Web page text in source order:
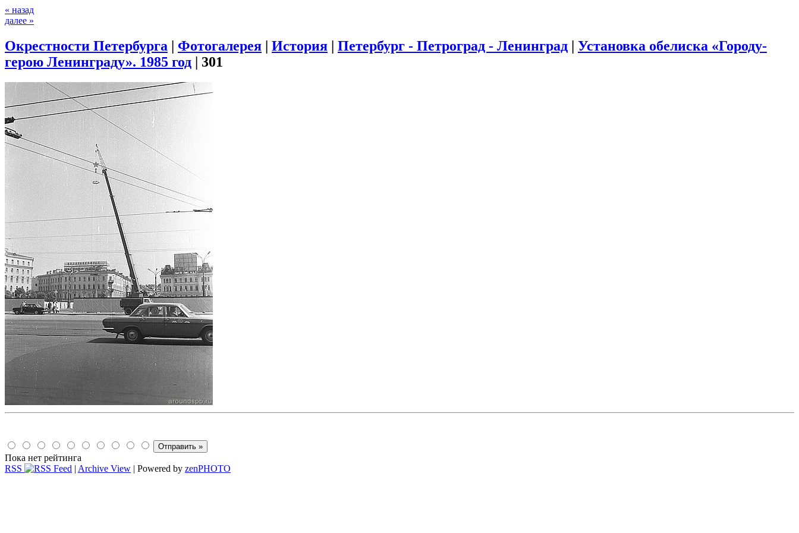
« назад
далее »
Окрестности Петербурга | Фотогалерея | История | Петербург - Петроград - Ленинград | Установка обелиска «Городу-
герою Ленинграду». 1985 год | 301
Пока нет рейтинга
RSS
| Archive View | Powered by zenPHOTO